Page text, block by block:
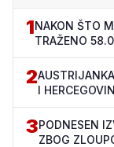
1NAKON ŠTO
TRAŽENO
2
I
3PODNESEN
ZBOG